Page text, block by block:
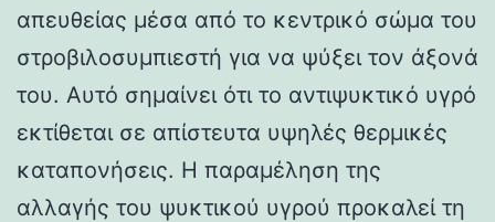
απευθείας μέσα από το κεντρικό σώμα του
στροβιλοσυμπιεστή για να ψύξει τον άξονά
του. Αυτό σημαίνει ότι το αντιψυκτικό υγρό
εκτίθεται σε απίστευτα υψηλές θερμικές
καταπονήσεις. Η παραμέληση της
αλλαγής του ψυκτικού υγρού προκαλεί τη